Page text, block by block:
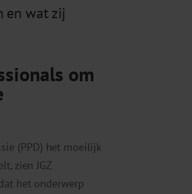
en wat zij
om
(PPD) het moeilijk
zien JGZ
het onderwerp